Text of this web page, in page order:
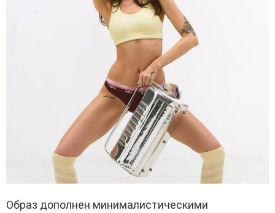
Образ дополнен минималистическими